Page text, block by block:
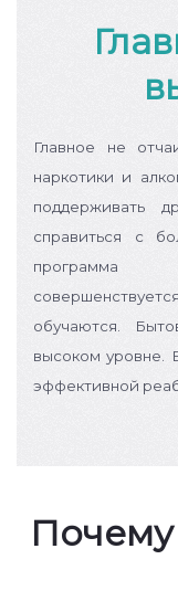
Главное не
наркотики и
поддерживать
справиться с
программа
обучаются.
высоком уровне.
эффективной